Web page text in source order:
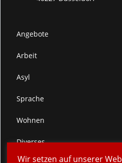
Angebote
Arbeit
Asyl
Sprache
Wohnen
Diverses
Wir setzen auf unserer